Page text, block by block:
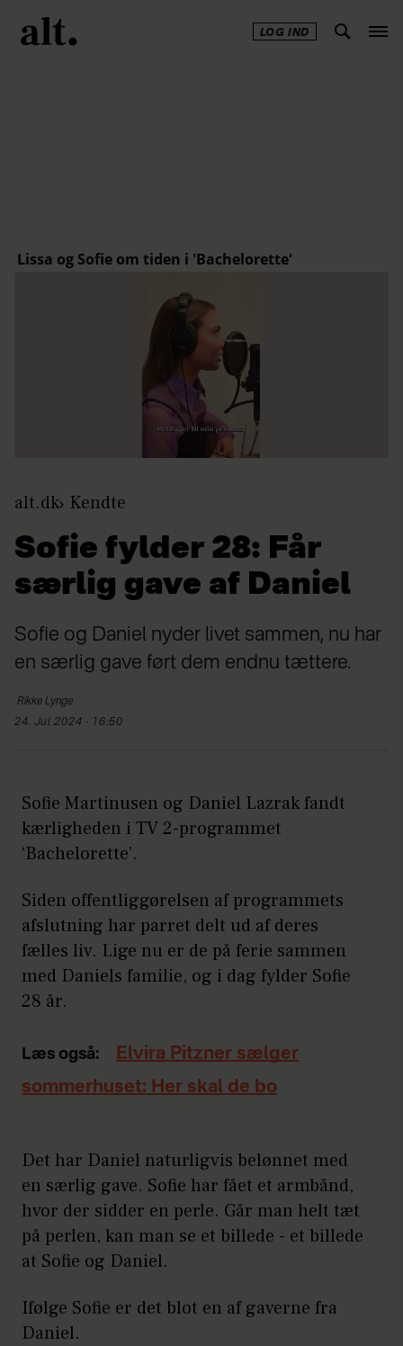
LOG IND
alt.dk Kendte
Sofie fylder 28: Får
særlig gave af Daniel
Sofie og Daniel nyder livet sammen, nu har
en særlig gave ført dem endnu tættere.
Rikke Lynge
24. Jul 2024 - 16:50
Sofie Martinusen og Daniel Lazrak fandt
kærligheden i TV 2-programmet
‘Bachelorette’.
Siden offentliggørelsen af programmets
afslutning har parret delt ud af deres
fælles liv. Lige nu er de på ferie sammen
med Daniels familie, og i dag fylder Sofie
28 år.
Læs også:
Elvira Pitzner sælger
sommerhuset: Her skal de bo
Det har Daniel naturligvis belønnet med
en særlig gave. Sofie har fået et armbånd,
hvor der sidder en perle. Går man helt tæt
på perlen, kan man se et billede - et billede
at Sofie og Daniel.
Ifølge Sofie er det blot en af gaverne fra
Daniel.